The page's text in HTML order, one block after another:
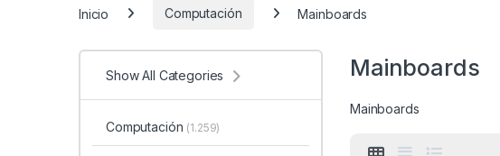
Inicio Computación Mainboards
Mainboards
Mainboards
Show All Categories
Computación (1.259)